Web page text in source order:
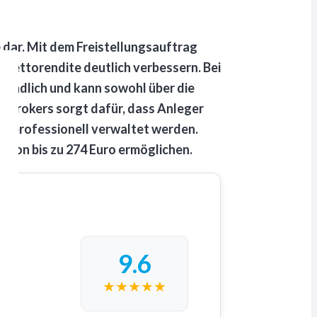
Mit dem Freistellungsauftrag
Nettorendite deutlich verbessern. Bei
und kann sowohl über die
sorgt dafür, dass Anleger
professionell verwaltet werden.
bis zu 274 Euro ermöglichen.
9.6
★★★★★